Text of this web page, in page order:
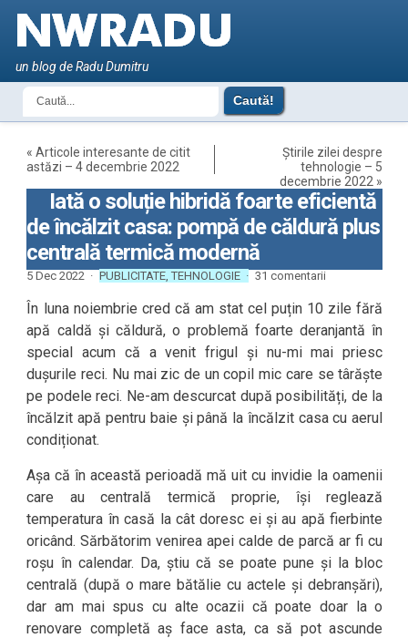
un blog de Radu Dumitru
«Articole interesante de citit
astăzi – 4 decembrie 2022
Știrile zilei despre
tehnologie – 5
decembrie 2022 »
Iată o soluție hibridă foarte eficientă
de încălzit casa: pompă de căldură plus
centrală termică modernă
5 Dec 2022 · PUBLICITATE,TEHNOLOGIE · 31 comentarii
În luna noiembrie cred că am stat cel puțin 10 zile fără
apă caldă și căldură, o problemă foarte deranjantă în
special acum că a venit frigul și nu-mi mai priesc
dușurile reci. Nu mai zic de un copil mic care se târăște
pe podele reci. Ne-am descurcat după posibilități, de la
încălzit apă pentru baie și până la încălzit casa cu aerul
condiționat.
Așa că în această perioadă mă uit cu invidie la oamenii
care au centrală termică proprie, își reglează
temperatura în casă la cât doresc ei și au apă fierbinte
oricând. Sărbătorim venirea apei calde de parcă ar fi cu
roșu în calendar. Da, știu că se poate pune și la bloc
centrală (după o mare bătălie cu actele și debranșări),
dar am mai spus cu alte ocazii că poate doar la o
renovare completă aș face asta, ca să pot ascunde